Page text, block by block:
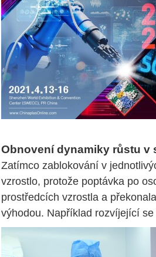
Obnovení dynamiky růstu
Zatímco zablokování v
vzrostlo, protože poptávka po
prostředcích vzrostla a
výhodou. Například rozvíjející